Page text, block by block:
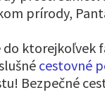
prírody,
do ktorejkoľvek
cestovné
Bezpečné